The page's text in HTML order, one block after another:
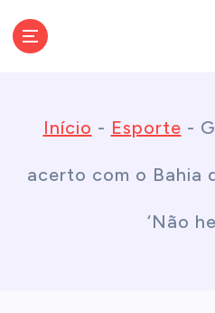
Início - Esporte -
acerto com o Bahia
‘Não